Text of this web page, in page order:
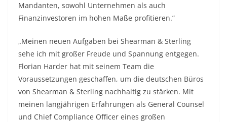
Mandanten, sowohl Unternehmen als auch
Finanzinvestoren im hohen Maße profitieren.”
„Meinen neuen Aufgaben bei Shearman & Sterling
sehe ich mit großer Freude und Spannung entgegen.
Florian Harder hat mit seinem Team die
Voraussetzungen geschaffen, um die deutschen Büros
von Shearman & Sterling nachhaltig zu stärken. Mit
meinen langjährigen Erfahrungen als General Counsel
und Chief Compliance Officer eines großen